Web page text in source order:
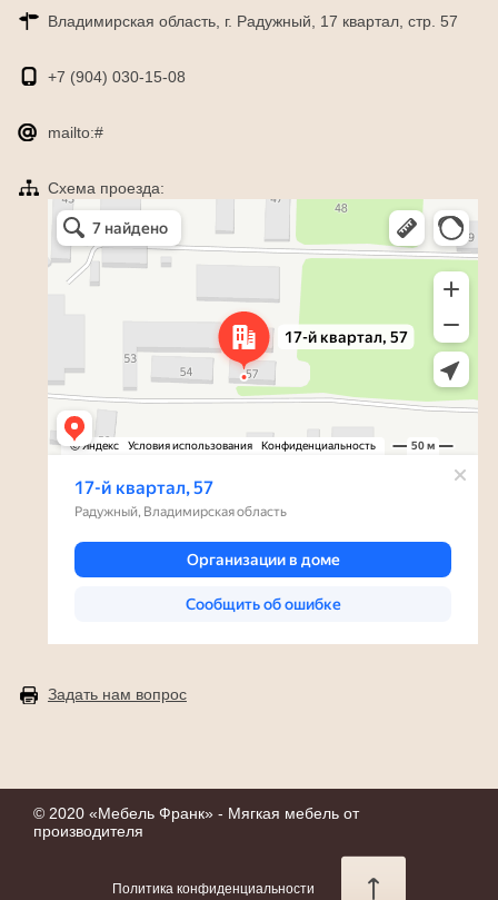
Владимирская область, г. Радужный, 17 квартал, стр. 57
+7 (904) 030-15-08
mailto:#
Схема проезда:
Яндекс Карты
Радужный — Яндекс Карты
Задать нам вопрос
© 2020 «Мебель Франк» - Мягкая мебель от
производителя
Политика конфиденциальности